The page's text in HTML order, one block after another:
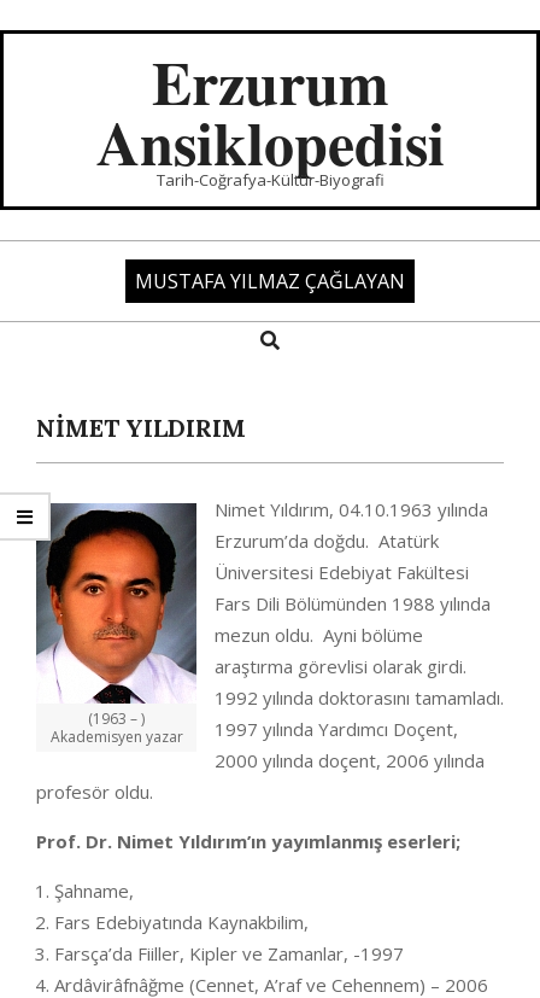
Erzurum
Ansiklopedisi
Tarih-Coğrafya-Kültür-Biyografi
MUSTAFA YILMAZ ÇAĞLAYAN
Search
NİMET YILDIRIM
(1963 – )
Akademisyen yazar
Nimet Yıldırım, 04.10.1963 yılında
Erzurum’da doğdu. Atatürk
Üniversitesi Edebiyat Fakültesi
Fars Dili Bölümünden 1988 yılında
mezun oldu. Ayni bölüme
araştırma görevlisi olarak girdi.
1992 yılında doktorasını tamamladı.
1997 yılında Yardımcı Doçent,
2000 yılında doçent, 2006 yılında
profesör oldu.
Prof. Dr. Nimet Yıldırım’ın yayımlanmış eserleri;
Şahname,
Fars Edebiyatında Kaynakbilim,
Farsça’da Fiiller, Kipler ve Zamanlar, -1997
Ardâvirâfnâğme (Cennet, A’raf ve Cehennem) – 2006